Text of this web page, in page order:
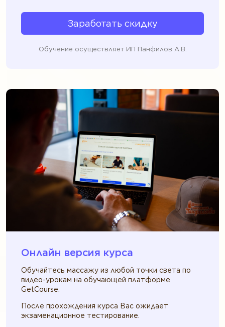
Заработать скидку
Обучение осуществляет ИП Панфилов А.В.
Онлайн версия курса
Обучайтесь массажу из любой точки света по
видео-урокам на обучающей платформе
GetCourse.
После прохождения курса Вас ожидает
экзаменационное тестирование.